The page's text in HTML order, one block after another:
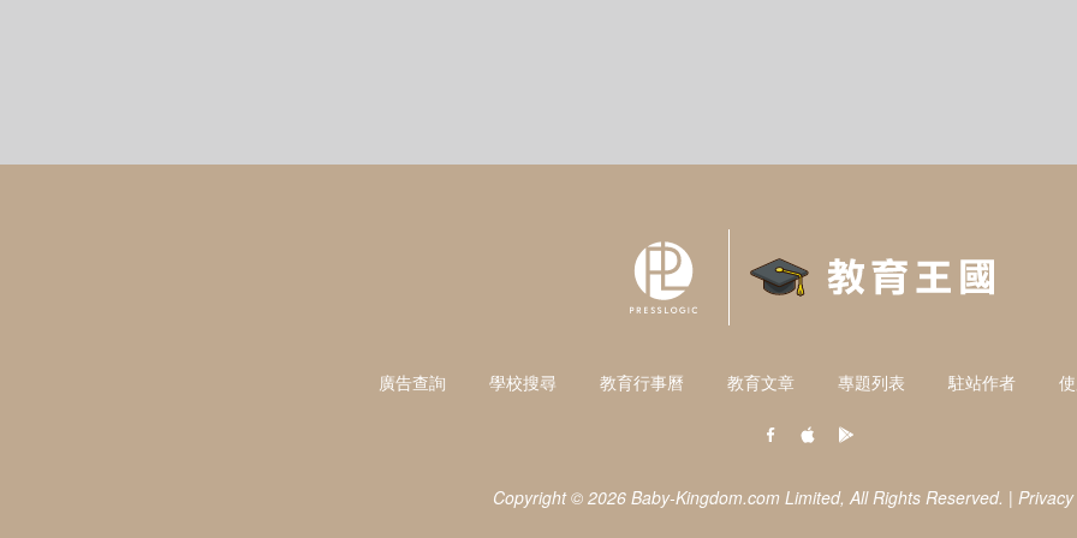
廣告查詢 學校搜尋 教育行事曆 教育文章 專題列表 駐站作者
Copyright © 2026 Baby-Kingdom.com Limited, All Rights Reserved. |